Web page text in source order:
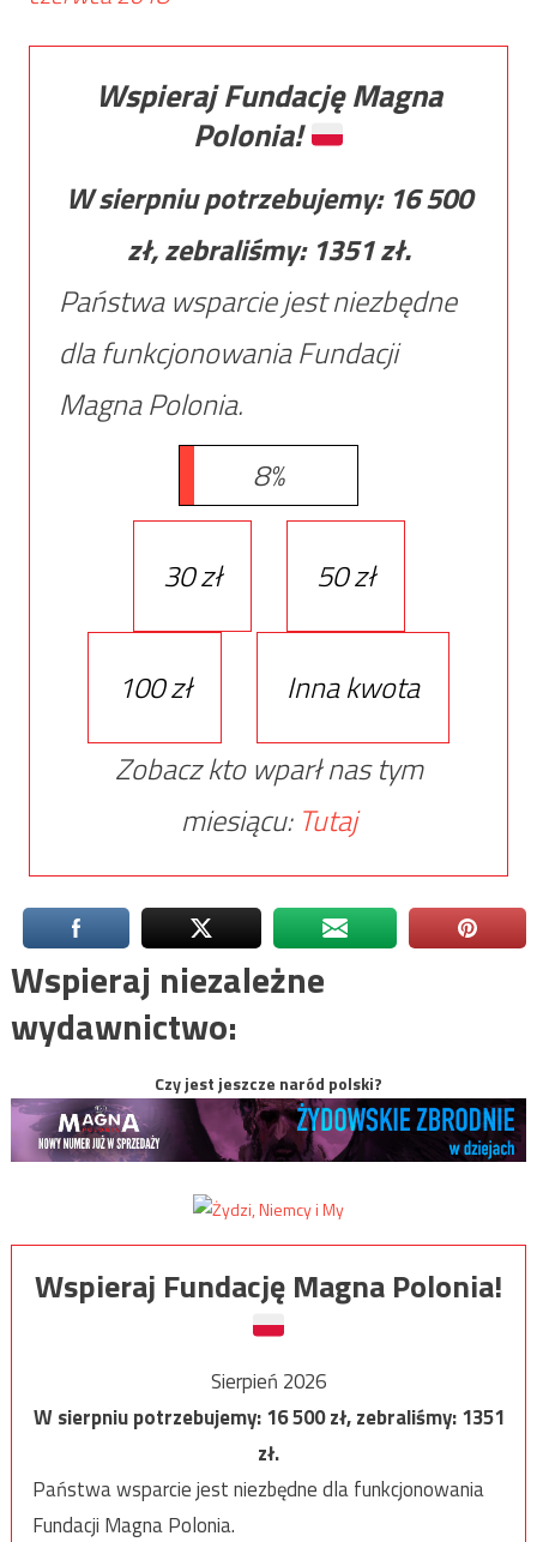
Wspieraj Fundację Magna
Polonia!
W sierpniu potrzebujemy: 16 500
zł, zebraliśmy: 1351zł.
Państwa wsparcie jest niezbędne
dla funkcjonowania Fundacji
Magna Polonia.
8%
30 zł 50 zł
100 zł
Inna kwota
Zobacz kto wparł nas tym
miesiącu: Tutaj
Wspieraj niezależne
wydawnictwo:
Czy jest jeszcze naród polski?
Wspieraj Fundację Magna Polonia!
Sierpień 2026
W sierpniu potrzebujemy:16 500zł, zebraliśmy:1351
zł.
Państwa wsparcie jest niezbędne dla funkcjonowania
Fundacji Magna Polonia.